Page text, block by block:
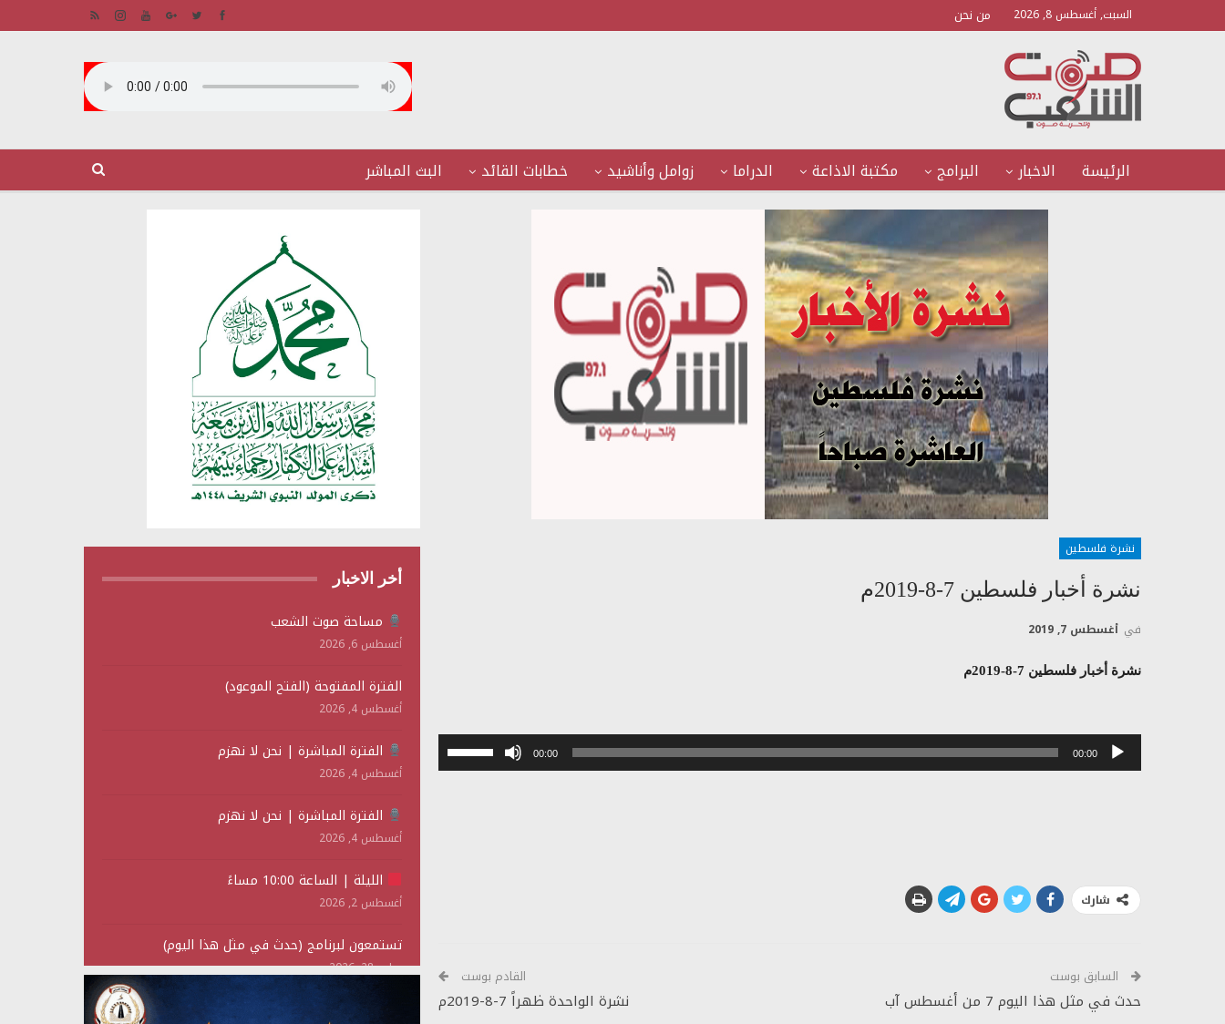
السبت, أغسطس 8, 2026 من نحن
الرئيسة الاخبار البرامج مكتبة الاذاعة الدراما زوامل وأناشيد خطابات القائد البث المباشر
نشرة فلسطين
نشرة أخبار فلسطين 7-8-2019م
في أغسطس 7, 2019
نشرة أخبار فلسطين 7-8-2019م
مشغل
00:00
00:00
شارك
السابق بوست
حدث في مثل هذا اليوم 7 من أغسطس آب
القادم بوست
نشرة الواحدة ظهراً 7-8-2019م
أخر الاخبار
مساحة صوت الشعب
أغسطس 6, 2026
الفترة المفتوحة (الفتح الموعود)
أغسطس 4, 2026
الفترة المباشرة | نحن لا نهزم
أغسطس 4, 2026
الفترة المباشرة | نحن لا نهزم
أغسطس 4, 2026
الليلة | الساعة 10:00 مساءً
أغسطس 2, 2026
تستمعون لبرنامج (حدث في مثل هذا اليوم)
يوليو 28, 2026
(نحن لا نهزم) بث مباشر